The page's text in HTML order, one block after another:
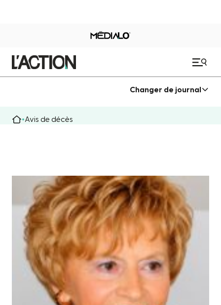
Changer de journal
Avis de décès